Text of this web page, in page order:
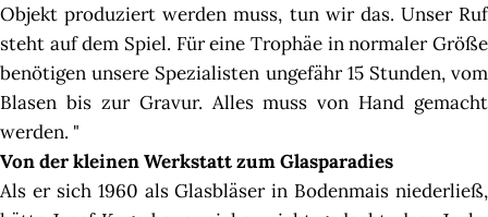
Objekt produziert werden muss, tun wir das. Unser Ruf
steht auf dem Spiel. Für eine Trophäe in normaler Größe
benötigen unsere Spezialisten ungefähr 15 Stunden, vom
Blasen bis zur Gravur. Alles muss von Hand gemacht
werden. "
Von der kleinen Werkstatt zum Glasparadies
Als er sich 1960 als Glasbläser in Bodenmais niederließ,